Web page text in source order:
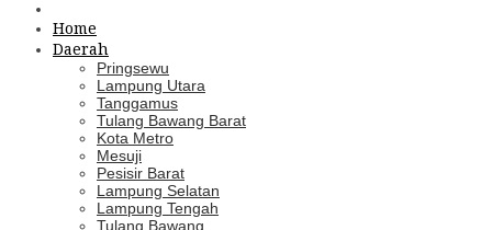
Home
Daerah
Pringsewu
Lampung Utara
Tanggamus
Tulang Bawang Barat
Kota Metro
Mesuji
Pesisir Barat
Lampung Selatan
Lampung Tengah
Tulang Bawang